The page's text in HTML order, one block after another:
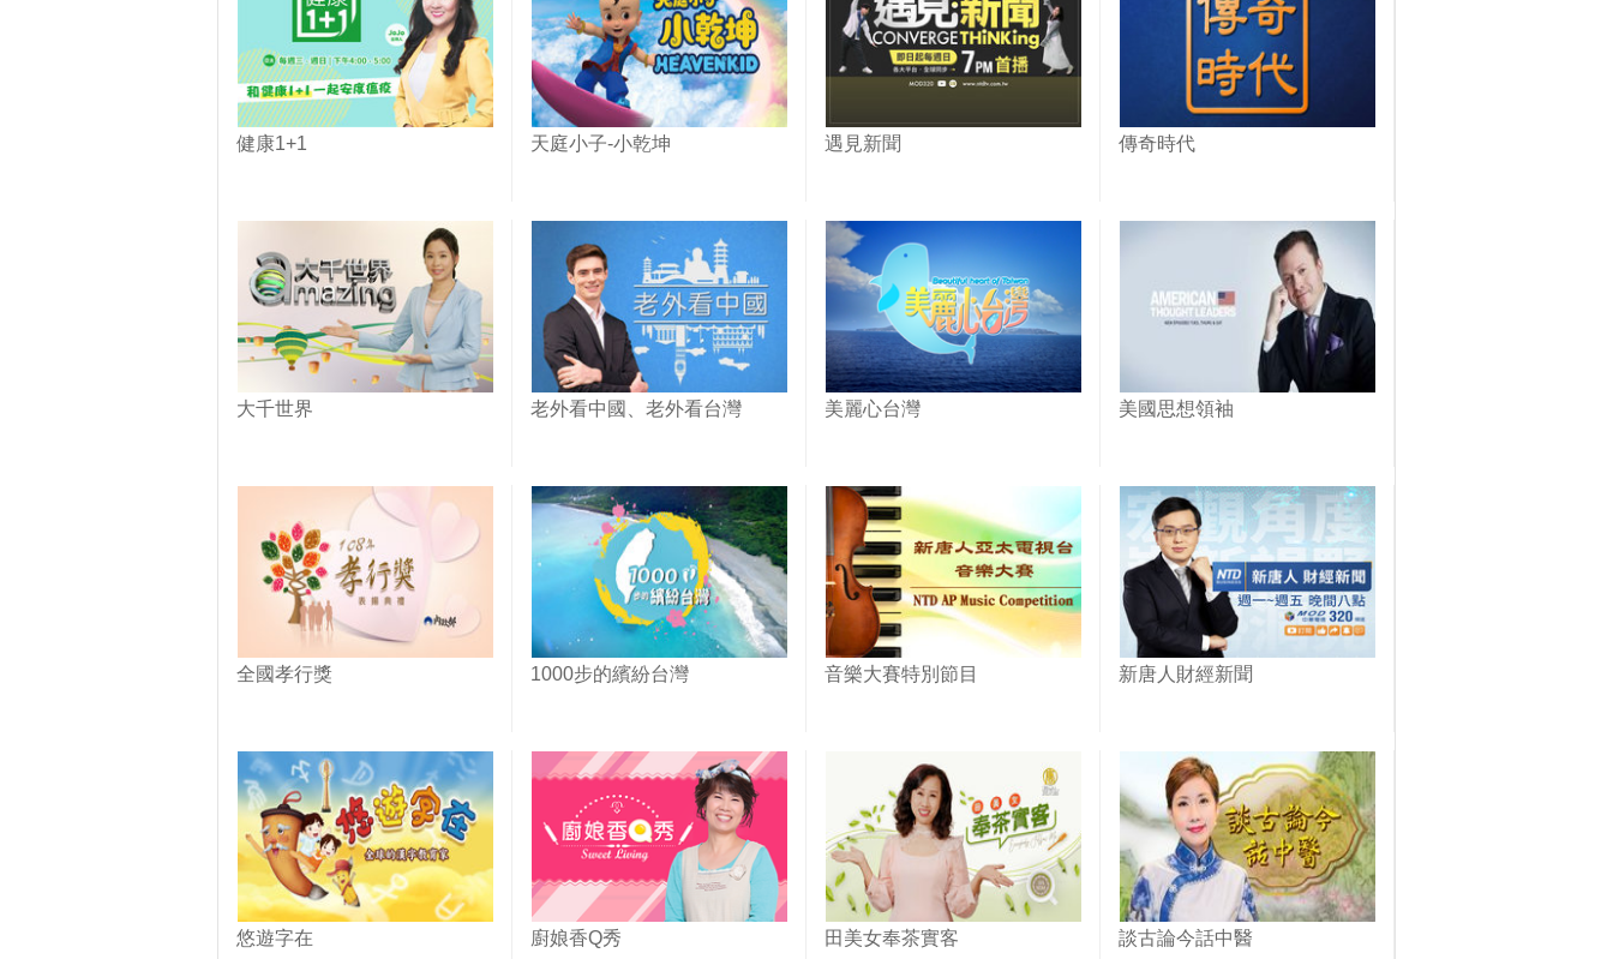
健康1+1 天庭小子-小乾坤 遇見新聞 傳奇時代
大千世界 老外看中國、老外看台灣 美麗心台灣 美國思想領袖
全國孝行獎 1000步的繽紛台灣 音樂大賽特別節目 新唐人財經新聞
悠遊字在 廚娘香Q秀 田美女奉茶實客 談古論今話中醫